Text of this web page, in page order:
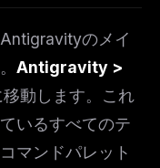
のメイ
Antigravity >
移動します。これ
いるすべてのテ
マンドパレット